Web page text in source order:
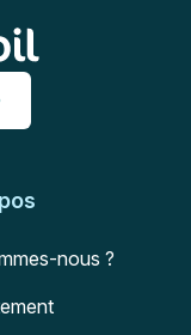
nous ?